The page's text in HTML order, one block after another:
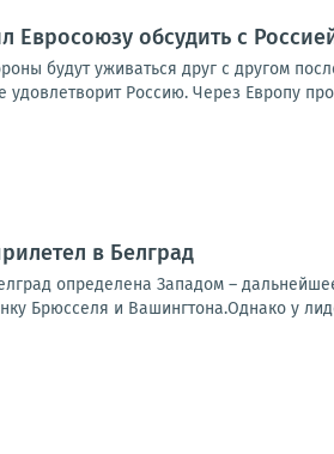
обсудить с
будут уживаться друг с другом
Россию. Через Европу
в Белград
определена Западом –
Брюсселя и Вашингтона.Однако у